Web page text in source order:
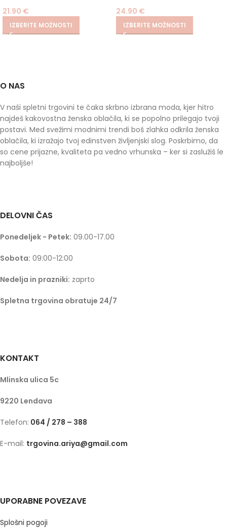
21.90 €
IZBERITE MOŽNOSTI
24.90 €
IZBERITE MOŽNOSTI
O NAS
V naši spletni trgovini te čaka skrbno izbrana moda, kjer hitro
najdeš kakovostna ženska oblačila, ki se popolno prilegajo tvoji
postavi. Med svežimi modnimi trendi boš zlahka odkrila ženska
oblačila, ki izražajo tvoj edinstven življenjski slog. Poskrbimo, da
so cene prijazne, kvaliteta pa vedno vrhunska – ker si zaslužiš le
najboljše!
DELOVNI ČAS
Ponedeljek - Petek: 09.00-17.00
Sobota: 09:00-12:00
Nedelja in prazniki: zaprto
Spletna trgovina obratuje 24/7
KONTAKT
Mlinska ulica 5c
9220 Lendava
Telefon: 064 / 278 – 388
E-mail: trgovina.ariya@gmail.com
UPORABNE POVEZAVE
Splošni pogoji